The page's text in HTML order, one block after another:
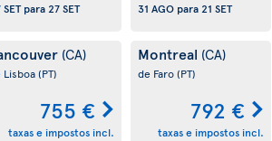
para27 SET
31 AGOpara21 SET
(CA)
Lisboa(PT)
755 €
taxas e impostos incl.
Montreal (CA)
de Faro(PT)
792 €
taxas e impostos incl.